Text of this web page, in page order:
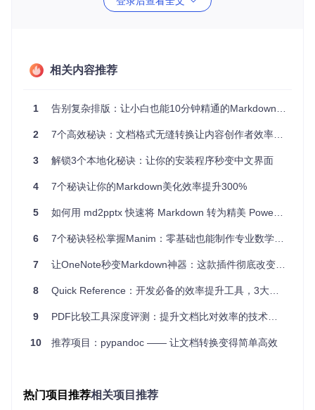
号排版工具、科研人员的论文初稿撰写、企业的内部知识库建
应用样式并导出
💡 专家级排版优化技巧
参数添加自定义样式片段，实现品牌色调统一；利用
style 选项优化代码块显示效果；结合
相关内容推荐
1 告别复杂排版：让小白也能10分钟精通的Markdown神器
2 7个高效秘诀：文档格式无缝转换让内容创作者效率提升300%
3 解锁3个本地化秘诀：让你的安装程序秒变中文界面
4 7个秘诀让你的Markdown美化效率提升300%
5 如何用 md2pptx 快速将 Markdown 转为精美 PowerPoint？超实用教程分享 🚀
6 7个秘诀轻松掌握Manim：零基础也能制作专业数学动画
7 让OneNote秒变Markdown神器：这款插件彻底改变你的笔记体验！
8 Quick Reference：开发必备的效率提升工具，3大场景+5个秘诀助你高效编码
9 PDF比较工具深度评测：提升文档比对效率的技术方案
10 推荐项目：pypandoc —— 让文档转换变得简单高效
热门项目推荐相关项目推荐